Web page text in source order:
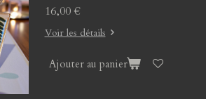
16,00 €
Voir les détails
Ajouter au panier